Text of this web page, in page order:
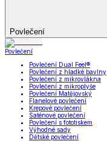
Povlečení
Povlečení
Povlečení Dual Feel®
Povlečení z hladké bavlny
Povlečení z mikrovlákna
Povlečení z mikroplyše
Povlečení Matějovský
Flanelové povlečení
Krepové povlečení
Saténové povlečení
Povlečení s fototiskem
Výhodné sady
Dětské povlečení